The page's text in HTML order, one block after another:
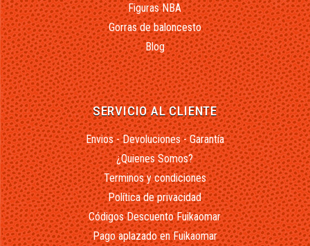
Figuras NBA
Gorras de baloncesto
Blog
SERVICIO AL CLIENTE
Envios - Devoluciones - Garantía
¿Quienes Somos?
Terminos y condiciones
Política de privacidad
Códigos Descuento Fuikaomar
Pago aplazado en Fuikaomar